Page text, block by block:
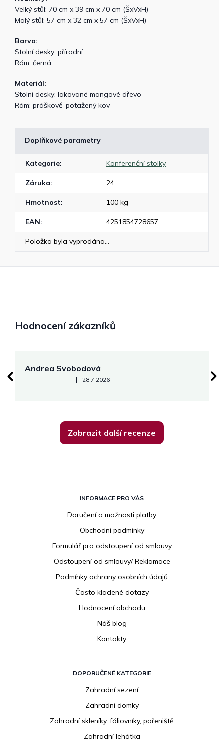
Velký stůl: 70 cm x 39 cm x 70 cm (ŠxVxH)
Malý stůl: 57 cm x 32 cm x 57 cm (ŠxVxH)
Barva:
Stolní desky: přírodní
Rám: černá
Materiál:
Stolní desky: lakované mangové dřevo
Rám: práškově-potažený kov
Doplňkové parametry
Kategorie: Konferenční stolky
Záruka: 24
Hmotnost: 100 kg
EAN: 4251854728657
Položka byla vyprodána…
Hodnocení zákazníků
Andrea Svobodová
Hodnocení obchodu je 5 z 5 hvězdiček.
| 28.7.2026
Zobrazit další recenze
INFORMACE PRO VÁS
Doručení a možnosti platby
Obchodní podmínky
Formulář pro odstoupení od smlouvy
Odstoupení od smlouvy/ Reklamace
Podmínky ochrany osobních údajů
Často kladené dotazy
Hodnocení obchodu
Náš blog
Kontakty
DOPORUČENÉ KATEGORIE
Zahradní sezení
Zahradní domky
Zahradní skleníky, fóliovníky, pařeniště
Zahradní lehátka